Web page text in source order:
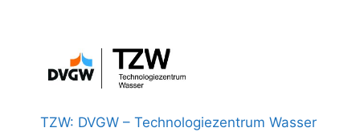
TZW: DVGW – Technologiezentrum Wasser